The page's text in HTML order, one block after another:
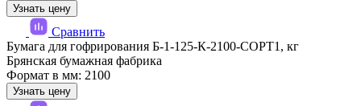
Узнать цену
Сравнить
Бумага для гофрирования Б-1-125-К-2100-СОРТ1, кг
Брянская бумажная фабрика
Формат в мм: 2100
Узнать цену